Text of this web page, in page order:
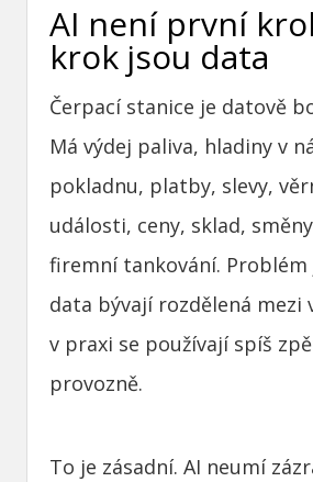
AI není první
krok jsou data
Čerpací stanice je datově
Má výdej paliva, hladiny v
pokladnu, platby, slevy,
události, ceny, sklad,
firemní tankování. Problém
data bývají rozdělená mezi
v praxi se používají spíš
provozně.
To je zásadní. AI neumí